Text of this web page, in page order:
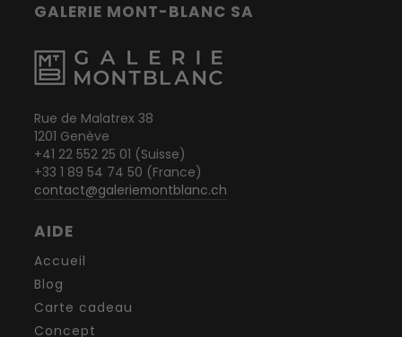
GALERIE MONT-BLANC SA
Rue de Malatrex 38
1201 Genève
+41 22 552 25 01 (Suisse)
+33 1 89 54 74 50 (France)
contact@galeriemontblanc.ch
AIDE
Accueil
Blog
Carte cadeau
Concept